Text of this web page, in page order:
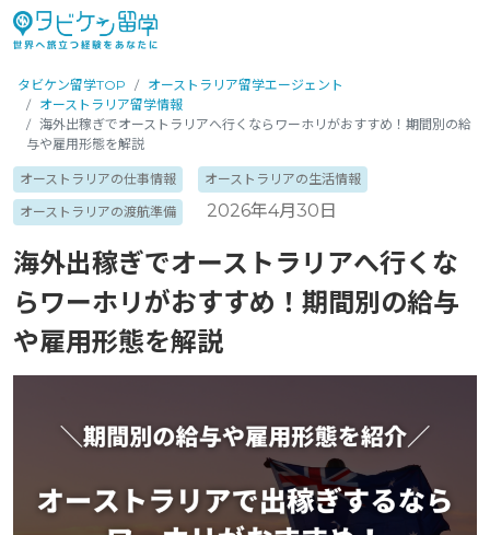
タビケン留学TOP
オーストラリア留学エージェント
オーストラリア留学情報
海外出稼ぎでオーストラリアへ行くならワーホリがおすすめ！期間別の給
与や雇用形態を解説
オーストラリアの仕事情報
オーストラリアの生活情報
オーストラリアの渡航準備
2026年4月30日
海外出稼ぎでオーストラリアへ行くな
らワーホリがおすすめ！期間別の給与
や雇用形態を解説